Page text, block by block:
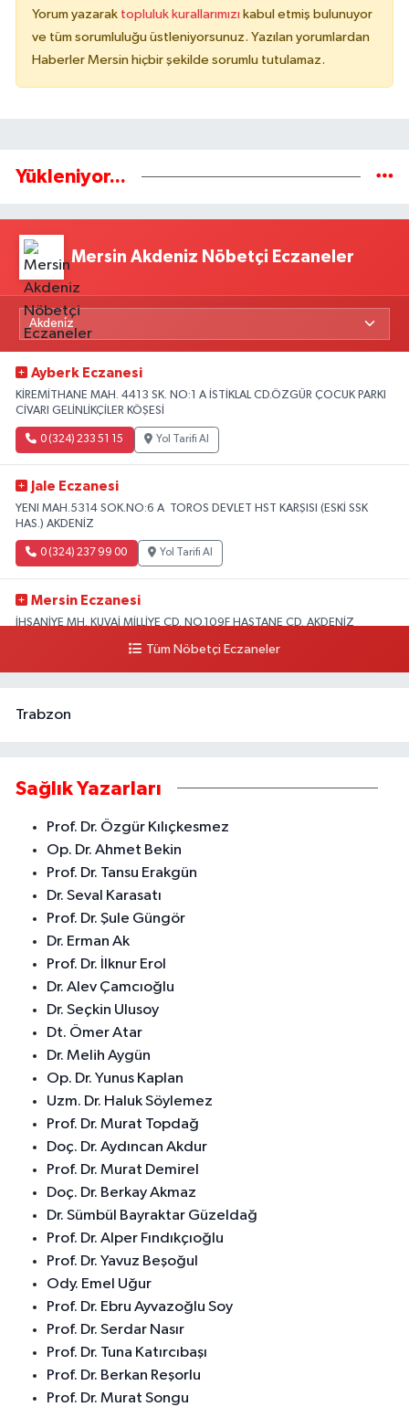
Yorum yazarak topluluk kurallarımızı kabul etmiş bulunuyor
ve tüm sorumluluğu üstleniyorsunuz. Yazılan yorumlardan
Haberler Mersin hiçbir şekilde sorumlu tutulamaz.
Yükleniyor...
Mersin Akdeniz Nöbetçi Eczaneler
Ayberk Eczanesi
KİREMİTHANE MAH. 4413 SK. NO:1 A İSTİKLAL CD.ÖZGÜR ÇOCUK PARKI
CİVARI GELİNLİKÇİLER KÖŞESİ
0 (324) 233 51 15 Yol Tarifi Al
Jale Eczanesi
YENI MAH.5314 SOK.NO:6 A TOROS DEVLET HST KARŞISI (ESKİ SSK
HAS.) AKDENİZ
0 (324) 237 99 00 Yol Tarifi Al
Mersin Eczanesi
İHSANİYE MH. KUVAİ MİLLİYE CD. NO.109F HASTANE CD. AKDENİZ
Tüm Nöbetçi Eczaneler
Trabzon
Sağlık Yazarları
Prof. Dr. Özgür Kılıçkesmez
Op. Dr. Ahmet Bekin
Prof. Dr. Tansu Erakgün
Dr. Seval Karasatı
Prof. Dr. Şule Güngör
Dr. Erman Ak
Prof. Dr. İlknur Erol
Dr. Alev Çamcıoğlu
Dr. Seçkin Ulusoy
Dt. Ömer Atar
Dr. Melih Aygün
Op. Dr. Yunus Kaplan
Uzm. Dr. Haluk Söylemez
Prof. Dr. Murat Topdağ
Doç. Dr. Aydıncan Akdur
Prof. Dr. Murat Demirel
Doç. Dr. Berkay Akmaz
Dr. Sümbül Bayraktar Güzeldağ
Prof. Dr. Alper Fındıkçıoğlu
Prof. Dr. Yavuz Beşoğul
Ody. Emel Uğur
Prof. Dr. Ebru Ayvazoğlu Soy
Prof. Dr. Serdar Nasır
Prof. Dr. Tuna Katırcıbaşı
Prof. Dr. Berkan Reşorlu
Prof. Dr. Murat Songu